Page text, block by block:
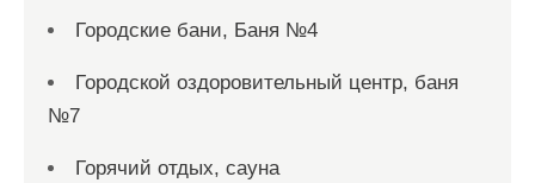
Городские бани, Баня №4
Городской оздоровительный центр, баня
№7
Горячий отдых, сауна